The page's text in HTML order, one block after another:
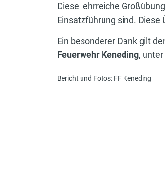
Diese lehrreiche
Einsatzführung sind. Diese
Ein besonderer Dank gilt
Feuerwehr Keneding, unter
Bericht und Fotos: FF Keneding